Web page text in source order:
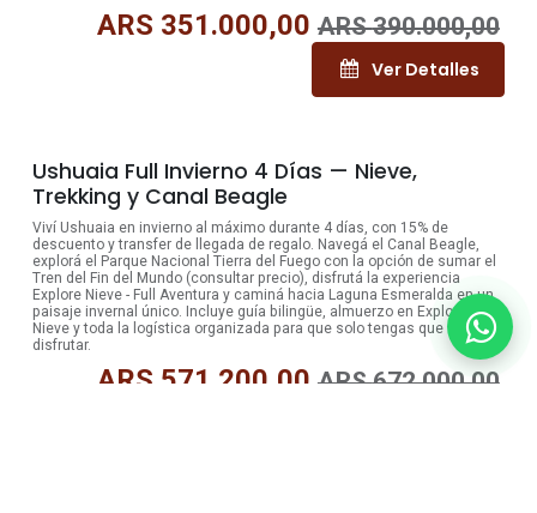
ARS 351.000,00 ARS390.000,00
Ver Detalles
Ushuaia Full Invierno 4 Días — Nieve,
Trekking y Canal Beagle
Viví Ushuaia en invierno al máximo durante 4 días, con 15% de
descuento y transfer de llegada de regalo. Navegá el Canal Beagle,
explorá el Parque Nacional Tierra del Fuego con la opción de sumar el
Tren del Fin del Mundo (consultar precio), disfrutá la experiencia
Explore Nieve - Full Aventura y caminá hacia Laguna Esmeralda en un
paisaje invernal único. Incluye guía bilingüe, almuerzo en Explore
Nieve y toda la logística organizada para que solo tengas que
disfrutar.
ARS 571.200,00 ARS672.000,00